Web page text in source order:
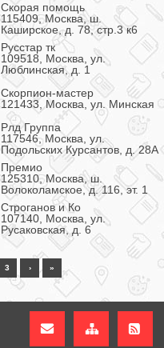
Скорая помощь
115409, Москва, ш.
Каширское, д. 78, стр.3 к6
Русстар тк
109518, Москва, ул.
Люблинская, д. 1
Скорпион-мастер
121433, Москва, ул. Минская
Рлд Группа
117546, Москва, ул.
Подольских Курсантов, д. 28А
Премио
125310, Москва, ш.
Волоколамское, д. 116, эт. 1
Строганов и Ко
107140, Москва, ул.
Русаковская, д. 6
3 › »